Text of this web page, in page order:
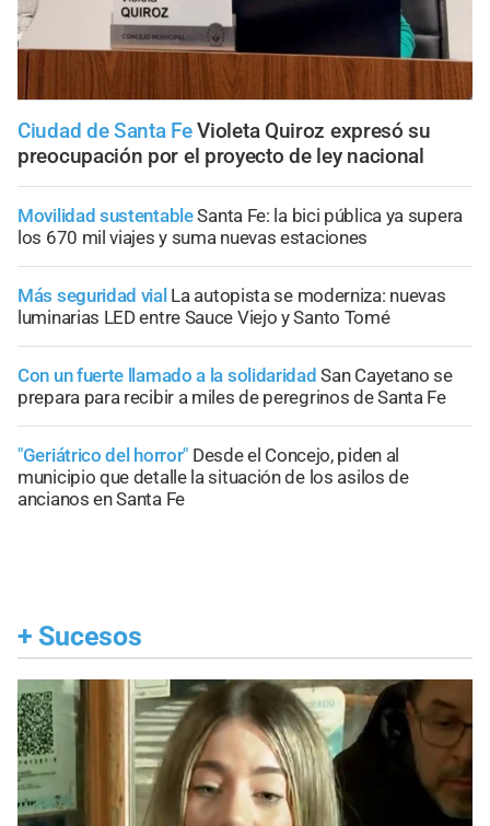
Ciudad de Santa Fe Violeta Quiroz expresó su
preocupación por el proyecto de ley nacional
Movilidad sustentableSanta Fe: la bici pública ya supera
los 670 mil viajes y suma nuevas estaciones
Más seguridad vial La autopista se moderniza: nuevas
luminarias LED entre Sauce Viejo y Santo Tomé
Con un fuerte llamado a la solidaridad San Cayetano se
prepara para recibir a miles de peregrinos de Santa Fe
"Geriátrico del horror" Desde el Concejo, piden al
municipio que detalle la situación de los asilos de
ancianos en Santa Fe
+ Sucesos